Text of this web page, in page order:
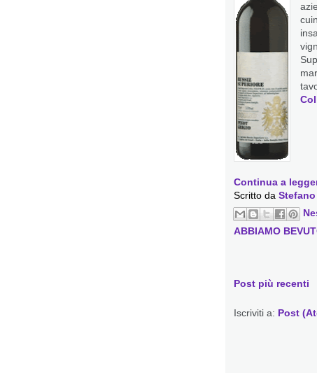
Continua a
Scritto da
ABBIAMO
Post più recenti
Iscriviti a: Post